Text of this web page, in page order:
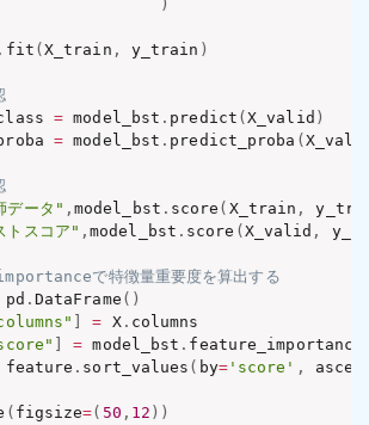
)
. fit ( X_train , y_train )
= model_bst . predict (X_valid )
= model_bst . predict_proba (
データ" , model_bst . score ( X_train ,
トスコア" ,model_bst . score ( X_valid ,
で特徴量重要度を算出する
pd . DataFrame ( )
= X. columns
= model_bst .
feature . sort_values ( by='score' ,
( figsize=( 50 , 12 ) )